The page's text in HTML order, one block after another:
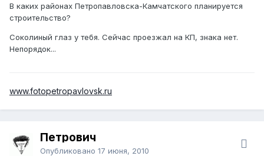
В каких районах Петропавловска-Камчатского планируется
строительство?
Соколиный глаз у тебя. Сейчас проезжал на КП, знака нет.
Непорядок...
www.fotopetropavlovsk.ru
Петрович
Опубликовано 17 июня, 2010